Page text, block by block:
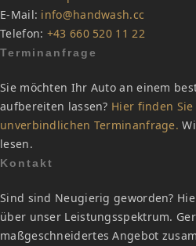
E-Mail: info@handwash.cc
Telefon: +43 660 520 11 22
Terminanfrage
Sie möchten Ihr Auto an einem
aufbereiten lassen? Hier finden
unverbindlichen Terminanfrage.
lesen.
Kontakt
Sind sind Neugierig geworden?
über unser Leistungsspektrum.
maßgeschneidertes Angebot